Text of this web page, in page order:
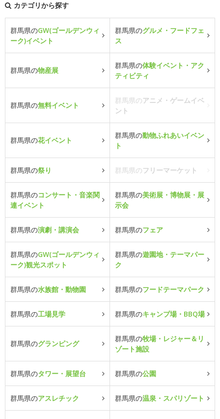
カテゴリから探す
群馬県のGW(ゴールデンウィ
ーク)イベント
群馬県のグルメ・フードフェ
ス
群馬県の物産展
群馬県の体験イベント・アク
ティビティ
群馬県の無料イベント
群馬県のアニメ・ゲームイベ
ント
群馬県の花イベント
群馬県の動物ふれあいイベン
ト
群馬県の祭り 群馬県のフリーマーケット
群馬県のコンサート・音楽関
連イベント
群馬県の美術展・博物展・展
示会
群馬県の演劇・講演会 群馬県のフェア
群馬県のGW(ゴールデンウィ
ーク)観光スポット
群馬県の遊園地・テーマパー
ク
群馬県の水族館・動物園 群馬県のフードテーマパーク
群馬県の工場見学 群馬県のキャンプ場・BBQ場
群馬県のグランピング
群馬県の牧場・レジャー＆リ
ゾート施設
群馬県のタワー・展望台 群馬県の公園
群馬県のアスレチック 群馬県の温泉・スパリゾート